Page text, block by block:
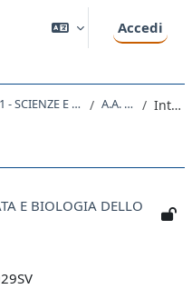
Accedi
SM51 - SCIENZE E TECNOLOGIE BIOLOGICHE A.A. 2023 - 2024 Introduzione
E BIOLOGIA DELLO